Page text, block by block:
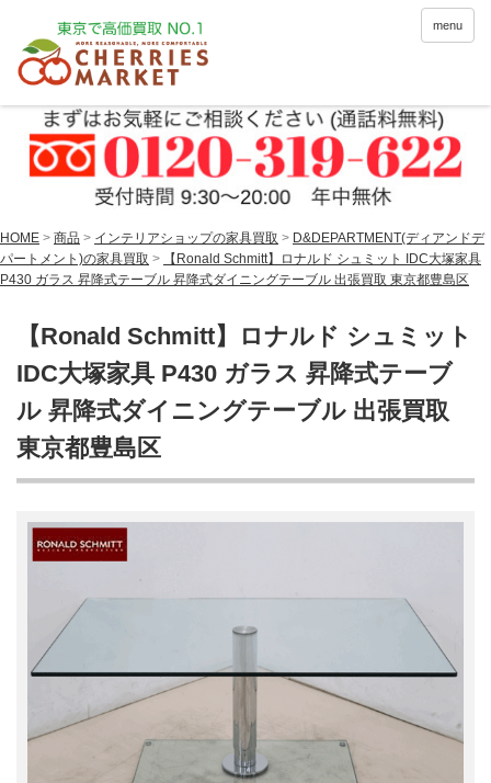
menu
HOME > 商品 > インテリアショップの家具買取 > D&DEPARTMENT(ディアンドデ
パートメント)の家具買取 >
【Ronald Schmitt】ロナルド シュミット IDC大塚家具
P430 ガラス 昇降式テーブル 昇降式ダイニングテーブル 出張買取 東京都豊島区
【Ronald Schmitt】ロナルド シュミット
IDC大塚家具 P430 ガラス 昇降式テーブ
ル 昇降式ダイニングテーブル 出張買取
東京都豊島区